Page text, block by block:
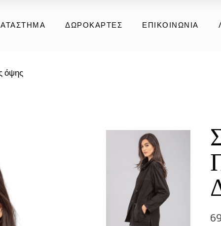
ΔΩΡΟΚΆΡΤΕΣ ΕΠΙΚΟΙΝΩΝΊΑ
όψης